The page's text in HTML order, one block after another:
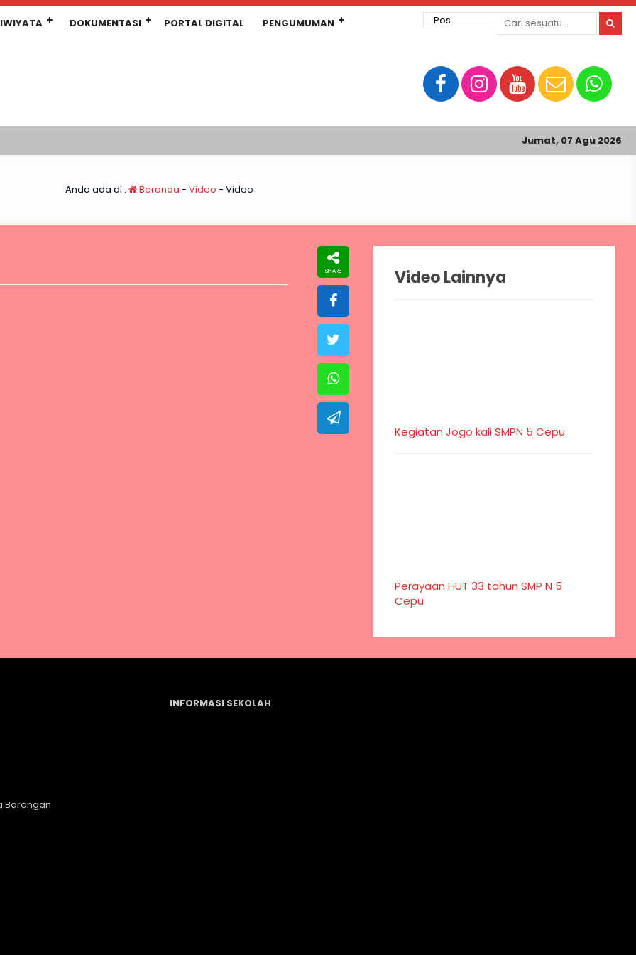
DOKUMENTASI PORTAL DIGITAL PENGUMUMAN
Jumat, 07 Agu 2026
Anda ada di : Beranda - Video - Video
Video Lainnya
Kegiatan Jogo kali SMPN 5 Cepu
Perayaan HUT 33 tahun SMP N 5
Cepu
Barongan
INFORMASI SEKOLAH